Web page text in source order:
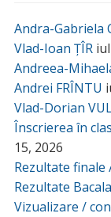
Andra-Gabriela
Vlad-Ioan ȚÎR
Andreea-
Andrei FRÎNTU
Vlad-Dorian
Înscrierea în
15, 2026
Rezultate finale
Rezultate
Vizualizare /